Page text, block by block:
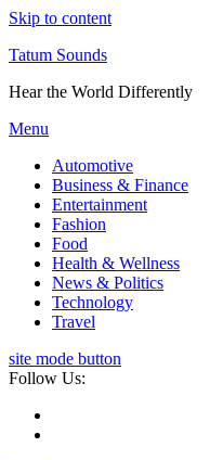
Skip to content
Tatum Sounds
Hear the World Differently
Menu
Automotive
Business & Finance
Entertainment
Fashion
Food
Health & Wellness
News & Politics
Technology
Travel
site mode button
Follow Us: